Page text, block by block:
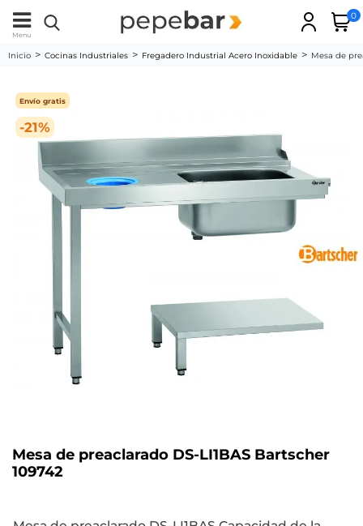
Menu
0
Inicio Cocinas Industriales Fregadero Industrial Acero Inoxidable Mesa de
-21%
Envío gratis
Mesa de preaclarado DS-LI1BAS Bartscher
109742